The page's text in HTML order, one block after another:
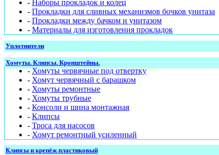
- Наборы прокладок и колец
- Прокладки для сливных механизмов бочков унитаза
- Прокладки между бачком и унитазом
- Материалы для изготовления прокладок
Уплотнители
Хомуты. Клипсы. Кронштейны.
-Хомуты червячные под отвертку
- Хомут червячный с барашком
- Хомуты ремонтные
- Хомуты трубные
- Консоли и шина монтажная
- Клипсы
- Троса для насосов
- Хомут ремонтный усиленный
Клипсы и крепёж пластиковый